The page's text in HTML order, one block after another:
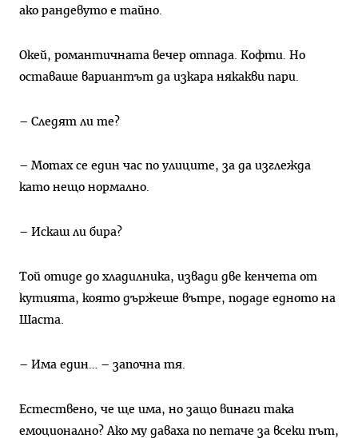
ако рандевуто е тайно.
Окей, романтичната вечер отпада. Кофти. Но
оставаше вариантът да изкара някакви пари.
– Следят ли те?
– Мотах се един час по улиците, за да изглежда
като нещо нормално.
– Искаш ли бира?
Той отиде до хладилника, извади две кенчета от
кутията, която държеше вътре, подаде едното на
Шаста.
– Има един… – започна тя.
Естествено, че ще има, но защо винаги така
емоционално? Ако му даваха по петаче за всеки път,